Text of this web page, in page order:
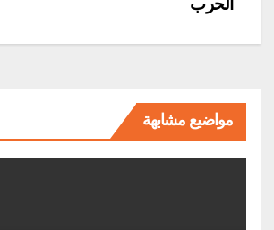
الحرب
مواضيع مشابهة